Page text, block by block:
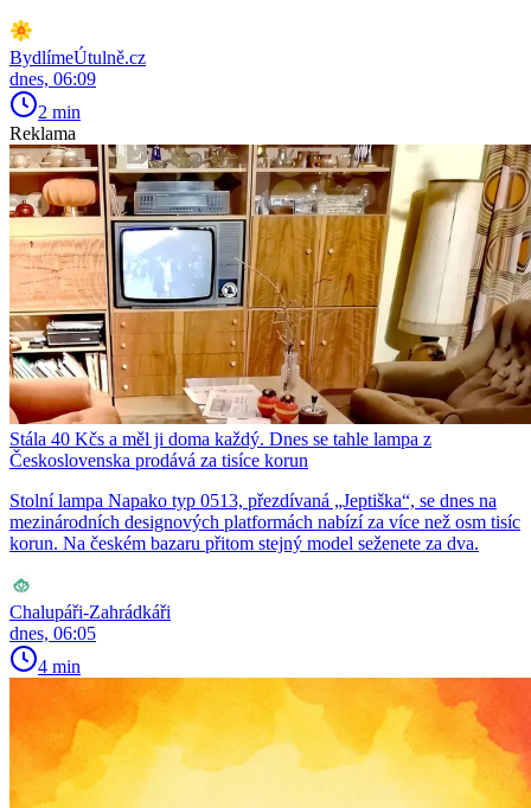
BydlímeÚtulně.cz
dnes, 06:09
2 min
Reklama
Stála 40 Kčs a měl ji doma každý. Dnes se tahle lampa z
Československa prodává za tisíce korun
Stolní lampa Napako typ 0513, přezdívaná „Jeptiška“, se dnes na
mezinárodních designových platformách nabízí za více než osm tisíc
korun. Na českém bazaru přitom stejný model seženete za dva.
Chalupáři-Zahrádkáři
dnes, 06:05
4 min